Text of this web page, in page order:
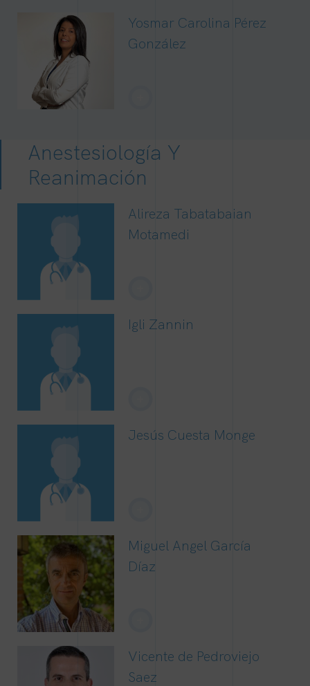
Yosmar Carolina Pérez
González
Anestesiología Y
Reanimación
Alireza Tabatabaian
Motamedi
Igli Zannin
Jesús Cuesta Monge
Miguel Angel García
Díaz
Vicente de Pedroviejo
Saez